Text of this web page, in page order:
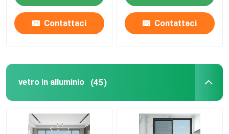
Contattaci Contattaci
vetro in alluminio (45)